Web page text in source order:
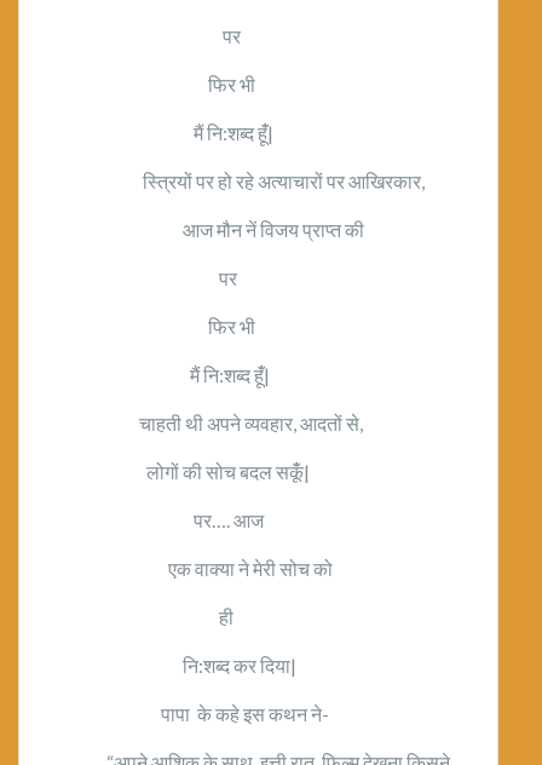
पर
फिर भी
मैं नि:शब्द हूंँ|
स्त्रियों पर हो रहे अत्याचारों पर आखिरकार,
आज मौन नें विजय प्राप्त की
पर
फिर भी
मैं नि:शब्द हूंँ|
चाहती थी अपने व्यवहार, आदतों से,
लोगों की सोच बदल सकूंँ|
पर…. आज
एक वाक्या ने मेरी सोच को
ही
नि:शब्द कर दिया|
पापा के कहे इस कथन ने-